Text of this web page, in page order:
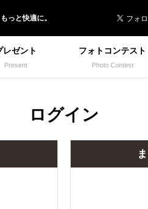
もっと快適に。
レゼント
Present
フォトコンテスト
Photo Contest
ログイン